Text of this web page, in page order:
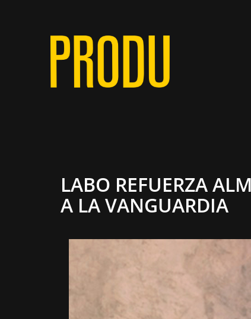
LABO REFUERZA
A LA VANGUARDIA